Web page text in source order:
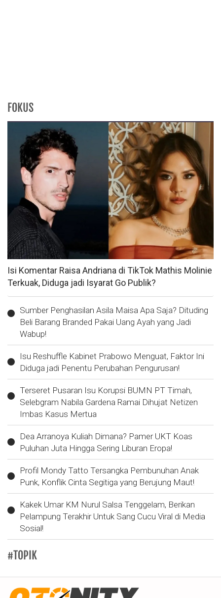
FOKUS
Isi Komentar Raisa Andriana di TikTok Mathis Molinie
Terkuak, Diduga jadi Isyarat Go Publik?
Sumber Penghasilan Asila Maisa Apa Saja? Dituding
Beli Barang Branded Pakai Uang Ayah yang Jadi
Wabup!
Isu Reshuffle Kabinet Prabowo Menguat, Faktor Ini
Diduga jadi Penentu Perubahan Pengurusan!
Terseret Pusaran Isu Korupsi BUMN PT Timah,
Selebgram Nabila Gardena Ramai Dihujat Netizen
Imbas Kasus Mertua
Dea Arranoya Kuliah Dimana? Pamer UKT Koas
Puluhan Juta Hingga Sering Liburan Eropa!
Profil Mondy Tatto Tersangka Pembunuhan Anak
Punk, Konflik Cinta Segitiga yang Berujung Maut!
Kakek Umar KM Nurul Salsa Tenggelam, Berikan
Pelampung Terakhir Untuk Sang Cucu Viral di Media
Sosial!
#TOPIK